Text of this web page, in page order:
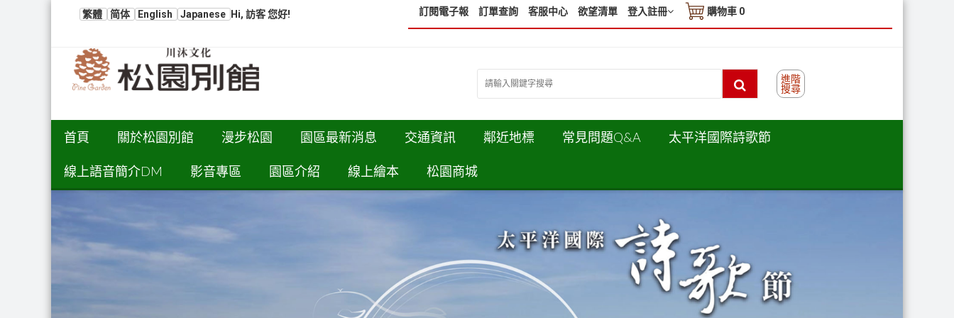
繁體 简体 English Japanese Hi, 訪客 您好! 訂閱電子報 訂單查詢 客服中心 欲望清單 登入註冊 購物車 0
進階
搜尋
首頁 關於松園別館 漫步松園 園區最新消息 交通資訊 鄰近地標 常見問題Q&A 太平洋國際詩歌節
線上語音簡介DM 影音專區 園區介紹 線上繪本 松園商城